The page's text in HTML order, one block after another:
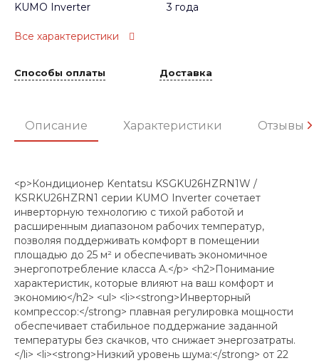
KUMO Inverter
3 года
Все характеристики
Способы оплаты Доставка
Описание Характеристики Отзывы
<p>Кондиционер Kentatsu KSGKU26HZRN1W /
KSRKU26HZRN1 серии KUMO Inverter сочетает
инверторную технологию с тихой работой и
расширенным диапазоном рабочих температур,
позволяя поддерживать комфорт в помещении
площадью до 25 м² и обеспечивать экономичное
энергопотребление класса A.</p> <h2>Понимание
характеристик, которые влияют на ваш комфорт и
экономию</h2> <ul> <li><strong>Инверторный
компрессор:</strong> плавная регулировка мощности
обеспечивает стабильное поддержание заданной
температуры без скачков, что снижает энергозатраты.
</li> <li><strong>Низкий уровень шума:</strong> от 22